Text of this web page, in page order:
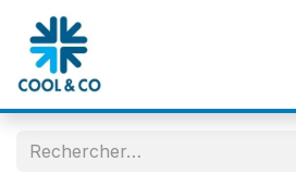
Se rendre au contenu